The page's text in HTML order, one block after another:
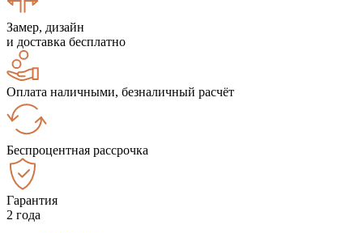
Замер, дизайн
и доставка бесплатно
Оплата наличными, безналичный расчёт
Беспроцентная рассрочка
Гарантия
2 года